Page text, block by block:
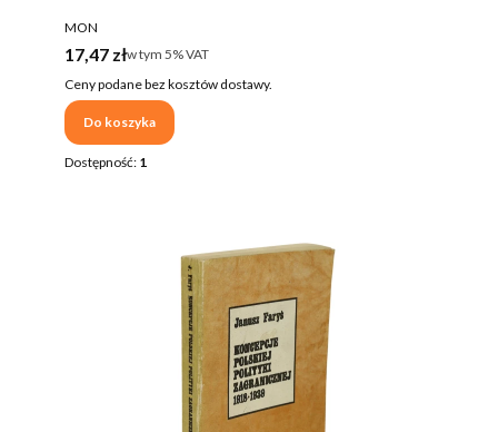
PRODUCENT
MON
Cena brutto
17,47 złw tym %s VAT
w tym 5%VAT
Ceny podane bez kosztów dostawy.
Do koszyka
Dostępność: 1